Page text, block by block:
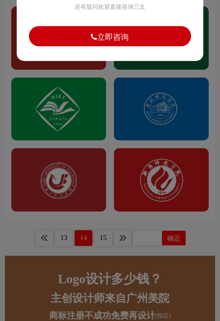
13 14 15 确定
Logo设计多少钱？
主创设计师来自广州美院
商标注册不成功免费再设计(指定)
还有疑问欢迎直接咨询三文
立即咨询